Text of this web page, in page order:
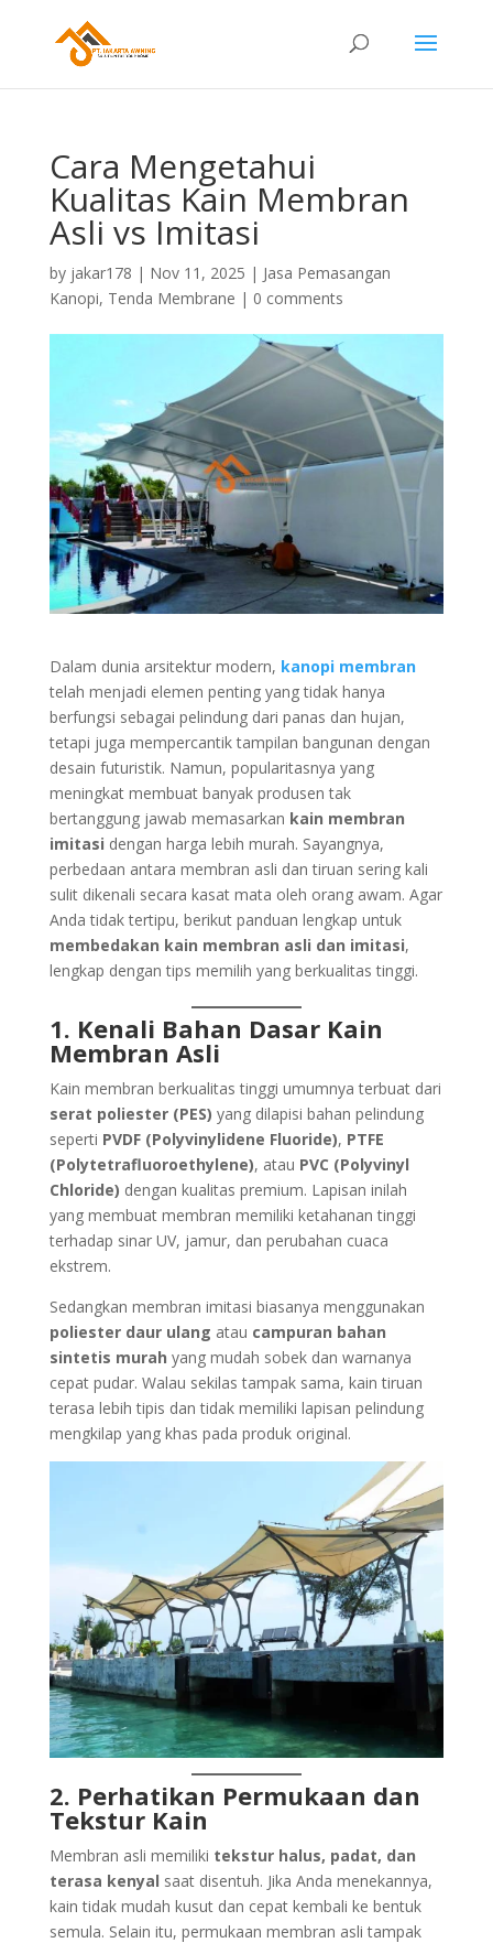
Cara Mengetahui
Kualitas Kain Membran
Asli vs Imitasi
by jakar178 | Nov 11, 2025 | Jasa Pemasangan
Kanopi, Tenda Membrane | 0 comments
Dalam dunia arsitektur modern, kanopi membran
telah menjadi elemen penting yang tidak hanya
berfungsi sebagai pelindung dari panas dan hujan,
tetapi juga mempercantik tampilan bangunan dengan
desain futuristik. Namun, popularitasnya yang
meningkat membuat banyak produsen tak
bertanggung jawab memasarkan kain membran
imitasi dengan harga lebih murah. Sayangnya,
perbedaan antara membran asli dan tiruan sering kali
sulit dikenali secara kasat mata oleh orang awam. Agar
Anda tidak tertipu, berikut panduan lengkap untuk
membedakan kain membran asli dan imitasi,
lengkap dengan tips memilih yang berkualitas tinggi.
1. Kenali Bahan Dasar Kain
Membran Asli
Kain membran berkualitas tinggi umumnya terbuat dari
serat poliester (PES) yang dilapisi bahan pelindung
seperti PVDF (Polyvinylidene Fluoride), PTFE
(Polytetrafluoroethylene), atau PVC (Polyvinyl
Chloride) dengan kualitas premium. Lapisan inilah
yang membuat membran memiliki ketahanan tinggi
terhadap sinar UV, jamur, dan perubahan cuaca
ekstrem.
Sedangkan membran imitasi biasanya menggunakan
poliester daur ulang atau campuran bahan
sintetis murah yang mudah sobek dan warnanya
cepat pudar. Walau sekilas tampak sama, kain tiruan
terasa lebih tipis dan tidak memiliki lapisan pelindung
mengkilap yang khas pada produk original.
2. Perhatikan Permukaan dan
Tekstur Kain
Membran asli memiliki tekstur halus, padat, dan
terasa kenyal saat disentuh. Jika Anda menekannya,
kain tidak mudah kusut dan cepat kembali ke bentuk
semula. Selain itu, permukaan membran asli tampak